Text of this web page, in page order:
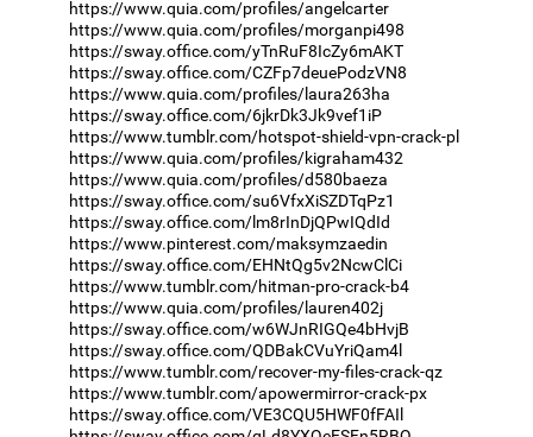
https://www.quia.com/profiles/angelcarter
https://www.quia.com/profiles/morganpi498
https://sway.office.com/yTnRuF8IcZy6mAKT
https://sway.office.com/CZFp7deuePodzVN8
https://www.quia.com/profiles/laura263ha
https://sway.office.com/6jkrDk3Jk9vef1iP
https://www.tumblr.com/hotspot-shield-vpn-crack-pl
https://www.quia.com/profiles/kigraham432
https://www.quia.com/profiles/d580baeza
https://sway.office.com/su6VfxXiSZDTqPz1
https://sway.office.com/lm8rInDjQPwIQdId
https://www.pinterest.com/maksymzaedin
https://sway.office.com/EHNtQg5v2NcwClCi
https://www.tumblr.com/hitman-pro-crack-b4
https://www.quia.com/profiles/lauren402j
https://sway.office.com/w6WJnRIGQe4bHvjB
https://sway.office.com/QDBakCVuYriQam4l
https://www.tumblr.com/recover-my-files-crack-qz
https://www.tumblr.com/apowermirror-crack-px
https://sway.office.com/VE3CQU5HWF0fFAIl